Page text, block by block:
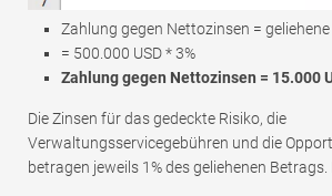
Zahlung gegen Nettozinsen =
= 500.000 USD * 3%
Zahlung gegen Nettozinsen = 15.000
Die Zinsen für das gedeckte Risiko, die
Verwaltungsservicegebühren und die
betragen jeweils 1% des geliehenen